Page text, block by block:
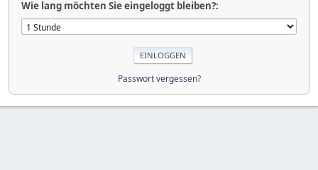
Wie lang möchten Sie eingeloggt bleiben?:
Passwort vergessen?